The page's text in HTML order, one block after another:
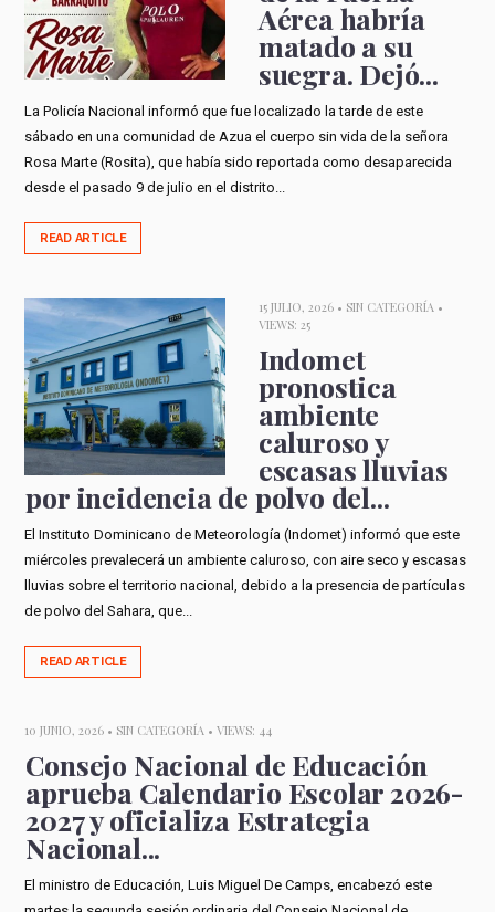
Aérea habría
matado a su
suegra. Dejó...
La Policía Nacional informó que fue localizado la tarde de este
sábado en una comunidad de Azua el cuerpo sin vida de la señora
Rosa Marte (Rosita), que había sido reportada como desaparecida
desde el pasado 9 de julio en el distrito...
READ ARTICLE
15 JULIO, 2026 • SIN CATEGORÍA •
VIEWS: 25
Indomet
pronostica
ambiente
caluroso y
escasas lluvias
por incidencia de polvo del...
El Instituto Dominicano de Meteorología (Indomet) informó que este
miércoles prevalecerá un ambiente caluroso, con aire seco y escasas
lluvias sobre el territorio nacional, debido a la presencia de partículas
de polvo del Sahara, que...
READ ARTICLE
10 JUNIO, 2026 • SIN CATEGORÍA • VIEWS: 44
Consejo Nacional de Educación
aprueba Calendario Escolar 2026-
2027 y oficializa Estrategia
Nacional...
El ministro de Educación, Luis Miguel De Camps, encabezó este